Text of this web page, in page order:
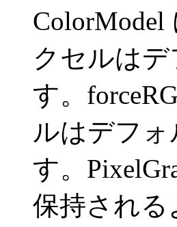
クセルはデ
す。
ルはデフォ
す。
保持される